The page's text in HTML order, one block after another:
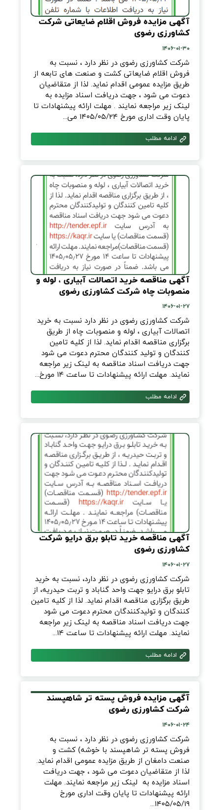
آگهی مزایده فروش اقلام ضایعاتی شرکت
کشاورزی رضوی
۱۴۰۶-۰۱-۳۰
شرکت کشاورزی رضوی در نظر دارد ، نسبت به
فروش اقلام ضایعاتی کشت و صنعت های تابعه از
طریق مزایده عمومی اقدام نماید. لذا از متقاضیان
دعوت می شود ، جهت دریافت اسناد مزایده به
لینک زیر مراجعه نمایند . مهلت ارائه پیشنهادات تا
پایان وقت اداری مورخ ۱۴۰۵/۰۵/۲۴ می...
ادامه مطلب
آگهی مناقصه خرید اتصالات آبیاری ، لوله و
منصوبات چاه شرکت کشاورزی رضوی
۱۴۰۶-۰۱-۲۷
شرکت کشاورزی رضوی در نظر دارد نسبت به خرید
اتصالات آبیاری ، لوله و منصوبات چاه از طریق
برگزاری مناقصه اقدام نماید. لذا از کلیه تامین
کنندگان و تولید کنندگان محترم دعوت می شود
جهت دریافت اسناد مناقصه به لینک زیر مراجعه
نمایند. مهلت ارائه پیشنهادات تا ساعت ۱۴ مورخ...
ادامه مطلب
آگهی مناقصه خرید تابلو برق درایو شركت
كشاورزی رضوی
۱۴۰۶-۰۱-۲۷
شركت كشاورزی رضوی در نظر دارد، نسبت به خرید
تابلو برق درایو جهت واحد گناباد و تربت حیدریه، از
طریق برگزاری مناقصه اقدام نمايد. لذا از کلیه تامین
کنندگان و تولیدکنندگان محترم دعوت می شود
جهت دريافت اسناد مناقصه به لینک زیر مراجعه
نمايند. مهلت ارائه پيشنهادات تا ساعت ۱۴...
ادامه مطلب
آگهی مزایده فروش پسته تر شاهپسند
شرکت کشاورزی رضوی
۱۴۰۶-۰۱-۲۴
شرکت کشاورزی رضوی در نظر دارد ، نسبت به
فروش پسته تر شاهپسند با خوشه) کشت و
صنعت دامغان از طریق مزایده عمومی اقدام نماید.
لذا از متقاضیان دعوت می شود ، جهت دریافت
اسناد مزایده به لینک زیر مراجعه نمایند. مهلت
ارائه پیشنهادات تا پایان وقت اداری مورخ
۱۴۰۵/۰۵/۱۹...